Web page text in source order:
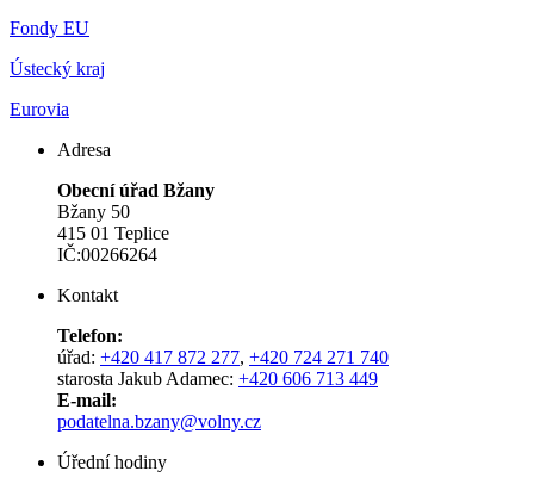
Fondy EU
Ústecký kraj
Eurovia
Adresa
Obecní úřad Bžany
Bžany 50
415 01 Teplice
IČ:00266264
Kontakt
Telefon:
úřad: +420 417 872 277, +420 724 271 740
starosta Jakub Adamec: +420 606 713 449
E-mail:
podatelna.bzany@volny.cz
Úřední hodiny